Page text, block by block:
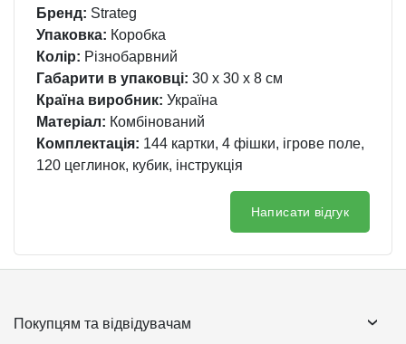
Бренд: Strateg
Упаковка: Коробка
Колір: Різнобарвний
Габарити в упаковці: 30 x 30 x 8 см
Країна виробник: Україна
Матеріал: Комбінований
Комплектація: 144 картки, 4 фішки, ігрове поле,
120 цеглинок, кубик, інструкція
Написати відгук
Покупцям та відвідувачам